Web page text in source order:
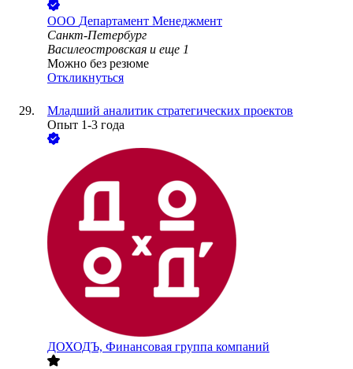
ООО Департамент Менеджмент
Санкт-Петербург
Василеостровская и еще 1
Можно без резюме
Откликнуться
Младший аналитик стратегических проектов
Опыт 1-3 года
ДОХОДЪ, Финансовая группа компаний